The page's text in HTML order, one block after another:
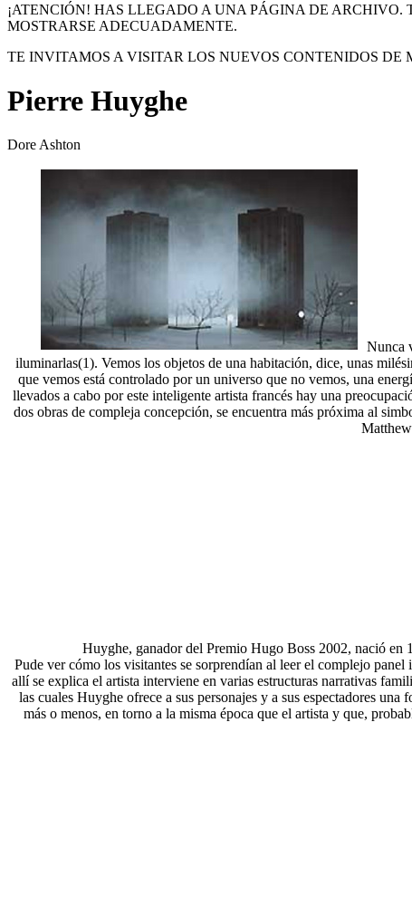
¡ATENCIÓN! HAS LLEGADO A UNA PÁGINA DE
MOSTRARSE ADECUADAMENTE.
TE INVITAMOS A VISITAR LOS NUEVOS CONTENIDOS DE
Pierre Huyghe
Dore Ashton
Nunca
iluminarlas(1). Vemos los objetos de una habitación, dice, unas
que vemos está controlado por un universo que no vemos, una
llevados a cabo por este inteligente artista francés hay una
dos obras de compleja concepción, se encuentra más próxima al
Huyghe, ganador del Premio Hugo Boss 2002, nació en
Pude ver cómo los visitantes se sorprendían al leer el complejo
allí se explica el artista interviene en varias estructuras narrativas
las cuales Huyghe ofrece a sus personajes y a sus espectadores
más o menos, en torno a la misma época que el artista y que,